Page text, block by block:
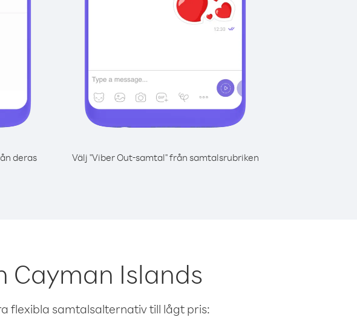
deras
Välj "Viber Out-samtal" från samtalsrubriken
Cayman Islands
flexibla samtalsalternativ till lågt pris: